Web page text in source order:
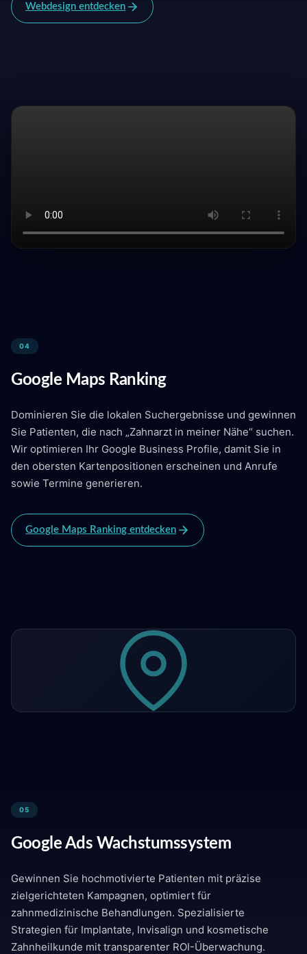
Webdesign entdecken
04
Google Maps Ranking
Dominieren Sie die lokalen Suchergebnisse und gewinnen
Sie Patienten, die nach „Zahnarzt in meiner Nähe“ suchen.
Wir optimieren Ihr Google Business Profile, damit Sie in
den obersten Kartenpositionen erscheinen und Anrufe
sowie Termine generieren.
Google Maps Ranking entdecken
05
Google Ads Wachstumssystem
Gewinnen Sie hochmotivierte Patienten mit präzise
zielgerichteten Kampagnen, optimiert für
zahnmedizinische Behandlungen. Spezialisierte
Strategien für Implantate, Invisalign und kosmetische
Zahnheilkunde mit transparenter ROI-Überwachung.